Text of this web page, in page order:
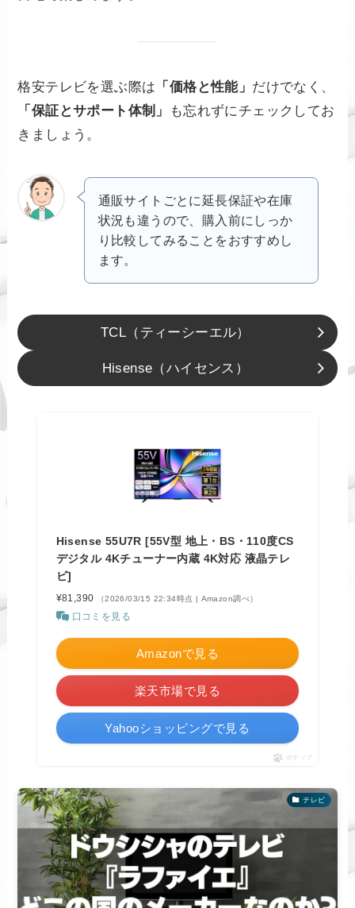
格安テレビを選ぶ際は 「価格と性能」 だけでなく、
「保証とサポート体制」
も忘れずにチェックしてお
きましょう。
通販サイトごとに延長保証や在庫
状況も違うので、購入前にしっか
り比較してみることをおすすめし
ます。
TCL（ティーシーエル）
Hisense（ハイセンス）
Hisense 55U7R [55V型 地上・BS・110度CS
デジタル 4Kチューナー内蔵 4K対応 液晶テレ
ビ]
¥81,390 （2026/03/15 22:34時点 | Amazon調べ）
口コミを見る
Amazonで見る
楽天市場で見る
Yahooショッピングで見る
ポチップ
テレビ